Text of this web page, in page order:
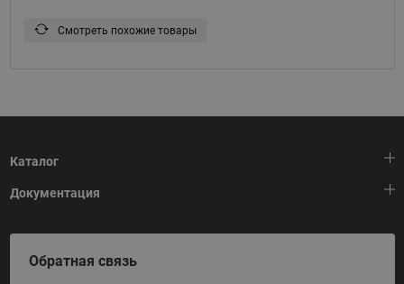
Смотреть похожие товары
Каталог
Тепловая автоматика
Холодильная техника
Приводная техника
Документация
HeatPlatform (Тепловая платформа)
Полезные программы и инструменты
Обратная связь